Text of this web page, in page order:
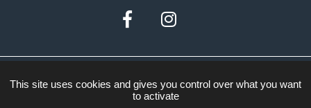
Facebook
Mentions légales
This site uses cookies and gives you control over what you want
to activate